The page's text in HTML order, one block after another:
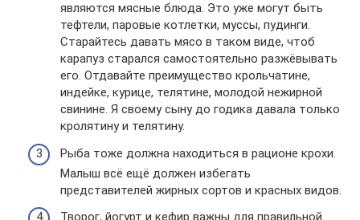
являются мясные блюда. Это уже могут быть
тефтели, паровые котлетки, муссы, пудинги.
Старайтесь давать мясо в таком виде, чтоб
карапуз старался самостоятельно разжёвывать
его. Отдавайте преимущество крольчатине,
индейке, курице, телятине, молодой нежирной
свинине. Я своему сыну до годика давала только
кролятину и телятину.
Рыба тоже должна находиться в рационе крохи.
Малыш всё ещё должен избегать
представителей жирных сортов и красных видов.
Творог, йогурт и кефир важны для правильной